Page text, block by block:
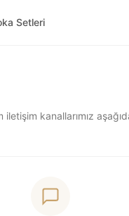
Setleri
kanallarımız